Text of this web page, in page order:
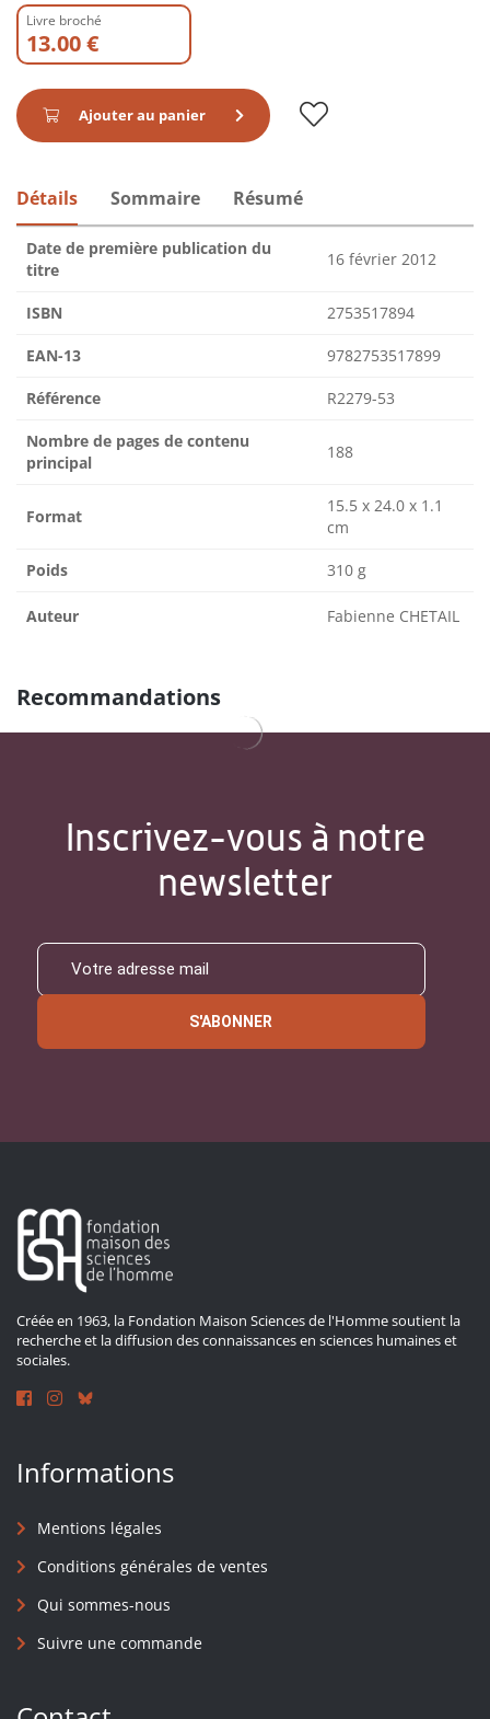
Livre broché
13.00 €
Ajouter au panier
Détails Sommaire Résumé
Date de première publication du
titre
16 février 2012
ISBN 2753517894
EAN-13 9782753517899
Référence R2279-53
Nombre de pages de contenu
principal
188
Format
15.5 x 24.0 x 1.1
cm
Poids 310 g
Auteur Fabienne CHETAIL
Recommandations
Inscrivez-vous à notre
newsletter
S'ABONNER
Créée en 1963, la Fondation Maison Sciences de l'Homme soutient la
recherche et la diffusion des connaissances en sciences humaines et
sociales.
Informations
Mentions légales
Conditions générales de ventes
Qui sommes-nous
Suivre une commande